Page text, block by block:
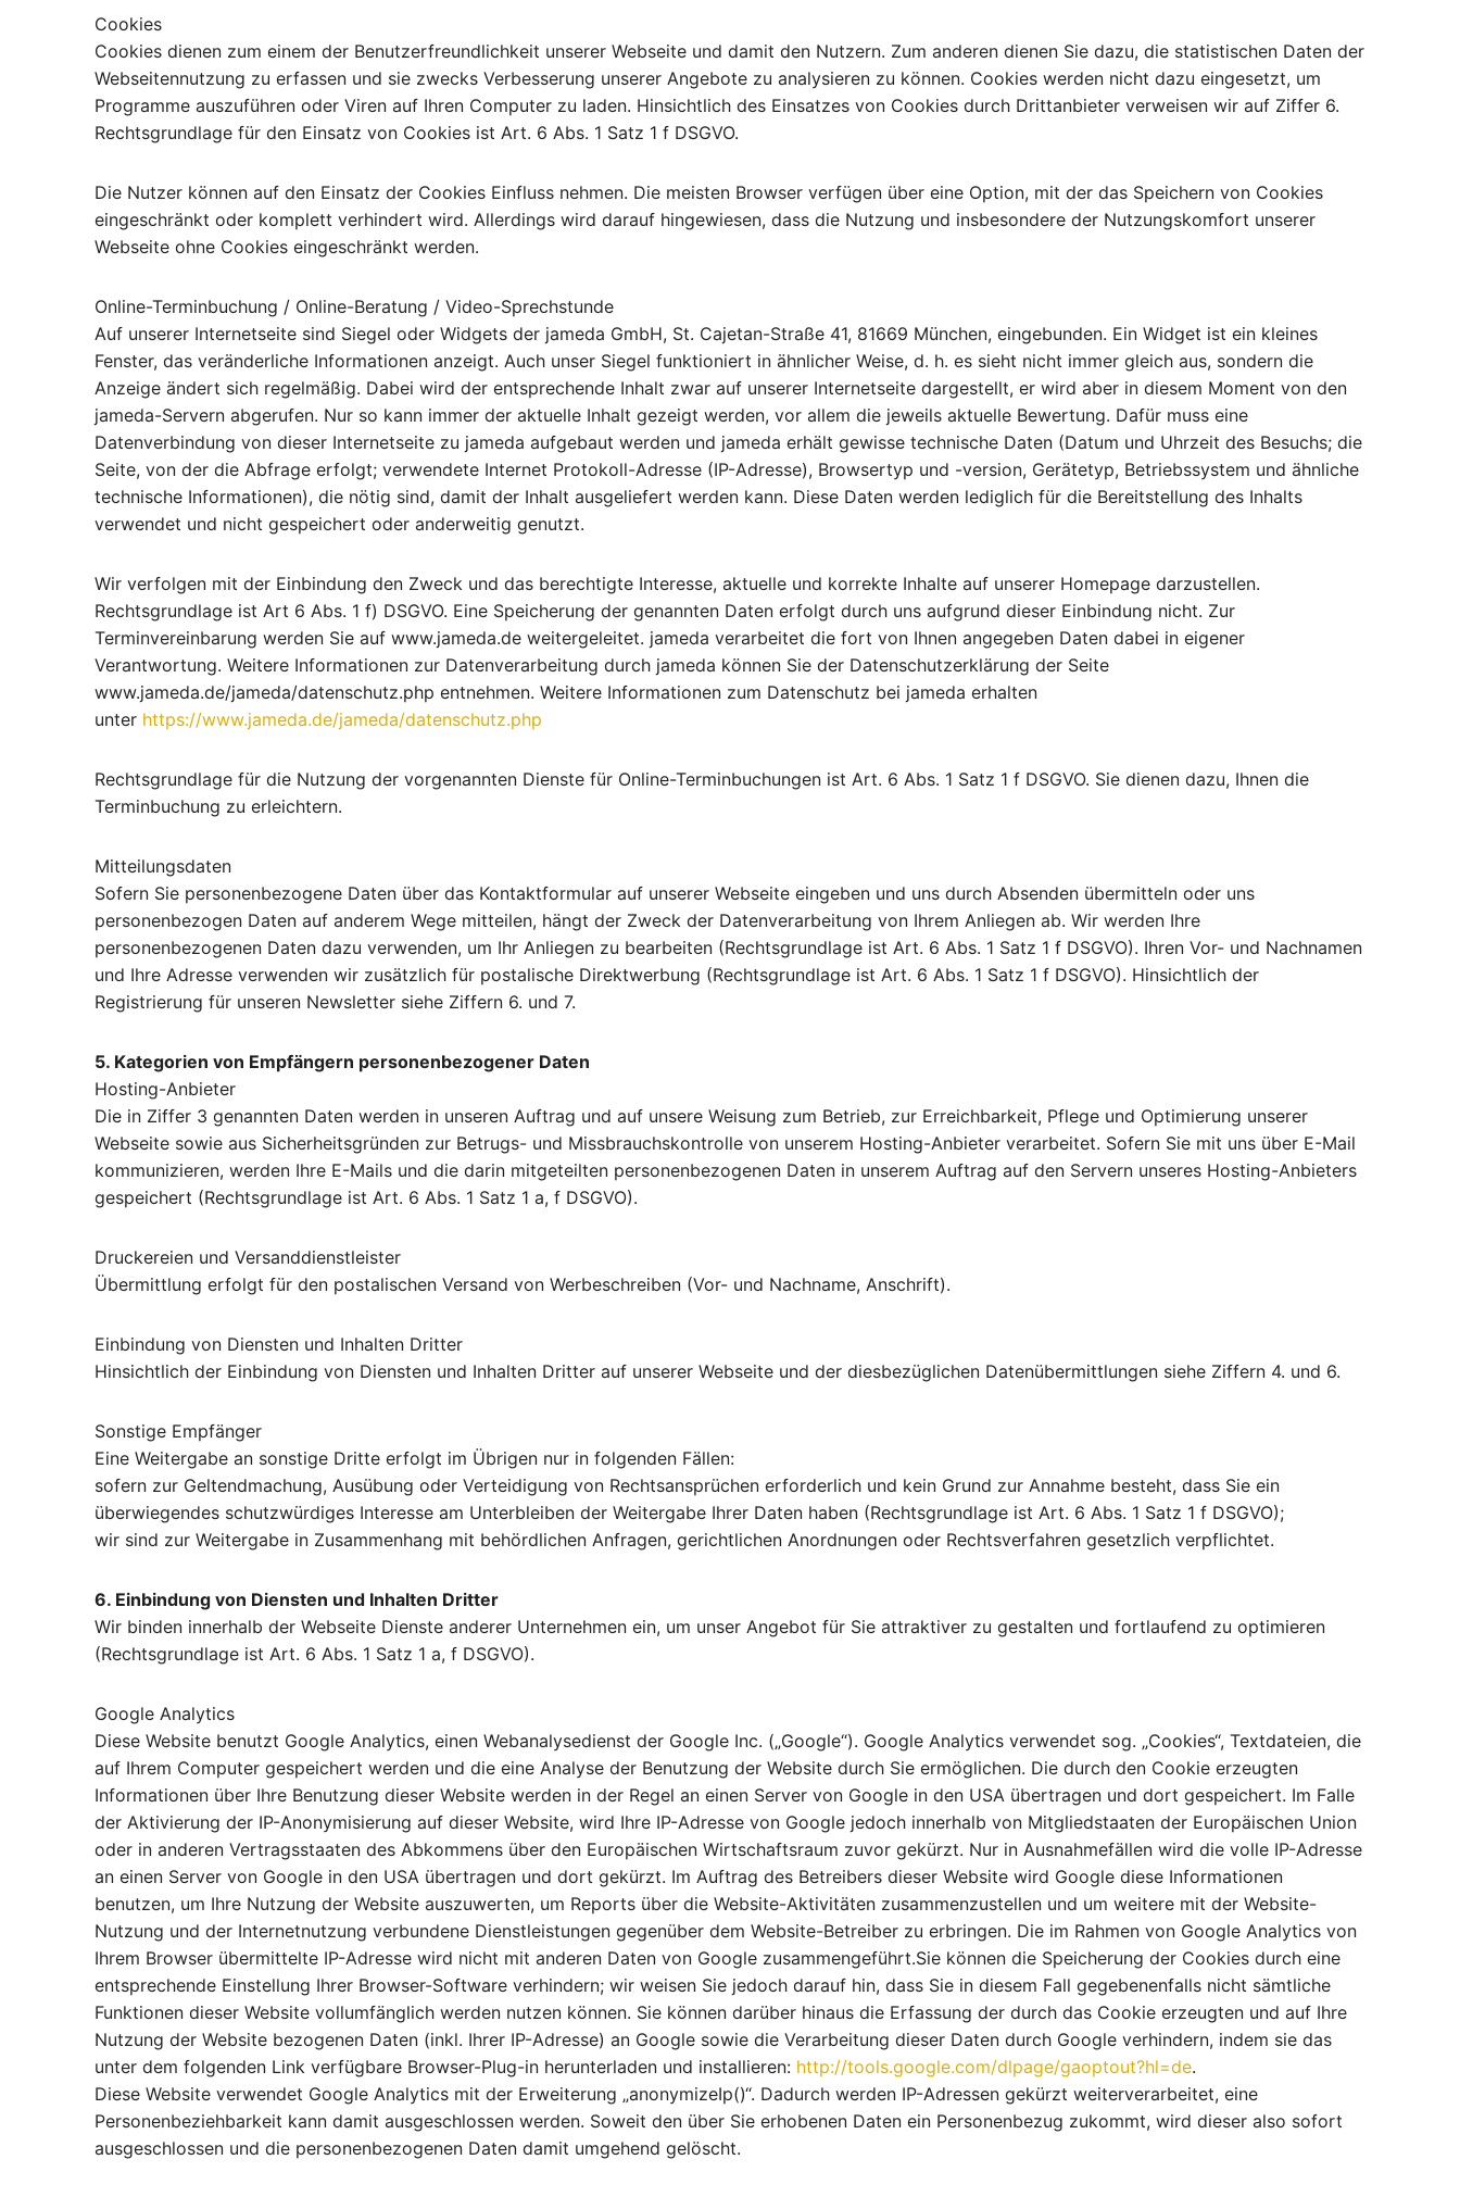
Cookies
Cookies dienen zum einem der Benutzerfreundlichkeit unserer Webseite und damit den Nutzern. Zum anderen dienen Sie dazu, die statistischen Daten der
Webseitennutzung zu erfassen und sie zwecks Verbesserung unserer Angebote zu analysieren zu können. Cookies werden nicht dazu eingesetzt, um
Programme auszuführen oder Viren auf Ihren Computer zu laden. Hinsichtlich des Einsatzes von Cookies durch Drittanbieter verweisen wir auf Ziffer 6.
Rechtsgrundlage für den Einsatz von Cookies ist Art. 6 Abs. 1 Satz 1 f DSGVO.
Die Nutzer können auf den Einsatz der Cookies Einfluss nehmen. Die meisten Browser verfügen über eine Option, mit der das Speichern von Cookies
eingeschränkt oder komplett verhindert wird. Allerdings wird darauf hingewiesen, dass die Nutzung und insbesondere der Nutzungskomfort unserer
Webseite ohne Cookies eingeschränkt werden.
Online-Terminbuchung / Online-Beratung / Video-Sprechstunde
Auf unserer Internetseite sind Siegel oder Widgets der jameda GmbH, St. Cajetan-Straße 41, 81669 München, eingebunden. Ein Widget ist ein kleines
Fenster, das veränderliche Informationen anzeigt. Auch unser Siegel funktioniert in ähnlicher Weise, d. h. es sieht nicht immer gleich aus, sondern die
Anzeige ändert sich regelmäßig. Dabei wird der entsprechende Inhalt zwar auf unserer Internetseite dargestellt, er wird aber in diesem Moment von den
jameda-Servern abgerufen. Nur so kann immer der aktuelle Inhalt gezeigt werden, vor allem die jeweils aktuelle Bewertung. Dafür muss eine
Datenverbindung von dieser Internetseite zu jameda aufgebaut werden und jameda erhält gewisse technische Daten (Datum und Uhrzeit des Besuchs; die
Seite, von der die Abfrage erfolgt; verwendete Internet Protokoll-Adresse (IP-Adresse), Browsertyp und -version, Gerätetyp, Betriebssystem und ähnliche
technische Informationen), die nötig sind, damit der Inhalt ausgeliefert werden kann. Diese Daten werden lediglich für die Bereitstellung des Inhalts
verwendet und nicht gespeichert oder anderweitig genutzt.
Wir verfolgen mit der Einbindung den Zweck und das berechtigte Interesse, aktuelle und korrekte Inhalte auf unserer Homepage darzustellen.
Rechtsgrundlage ist Art 6 Abs. 1 f) DSGVO. Eine Speicherung der genannten Daten erfolgt durch uns aufgrund dieser Einbindung nicht. Zur
Terminvereinbarung werden Sie auf www.jameda.de weitergeleitet. jameda verarbeitet die fort von Ihnen angegeben Daten dabei in eigener
Verantwortung. Weitere Informationen zur Datenverarbeitung durch jameda können Sie der Datenschutzerklärung der Seite
www.jameda.de/jameda/datenschutz.php entnehmen. Weitere Informationen zum Datenschutz bei jameda erhalten
unter https://www.jameda.de/jameda/datenschutz.php
Rechtsgrundlage für die Nutzung der vorgenannten Dienste für Online-Terminbuchungen ist Art. 6 Abs. 1 Satz 1 f DSGVO. Sie dienen dazu, Ihnen die
Terminbuchung zu erleichtern.
Mitteilungsdaten
Sofern Sie personenbezogene Daten über das Kontaktformular auf unserer Webseite eingeben und uns durch Absenden übermitteln oder uns
personenbezogen Daten auf anderem Wege mitteilen, hängt der Zweck der Datenverarbeitung von Ihrem Anliegen ab. Wir werden Ihre
personenbezogenen Daten dazu verwenden, um Ihr Anliegen zu bearbeiten (Rechtsgrundlage ist Art. 6 Abs. 1 Satz 1 f DSGVO). Ihren Vor- und Nachnamen
und Ihre Adresse verwenden wir zusätzlich für postalische Direktwerbung (Rechtsgrundlage ist Art. 6 Abs. 1 Satz 1 f DSGVO). Hinsichtlich der
Registrierung für unseren Newsletter siehe Ziffern 6. und 7.
5. Kategorien von Empfängern personenbezogener Daten
Hosting-Anbieter
Die in Ziffer 3 genannten Daten werden in unseren Auftrag und auf unsere Weisung zum Betrieb, zur Erreichbarkeit, Pflege und Optimierung unserer
Webseite sowie aus Sicherheitsgründen zur Betrugs- und Missbrauchskontrolle von unserem Hosting-Anbieter verarbeitet. Sofern Sie mit uns über E-Mail
kommunizieren, werden Ihre E-Mails und die darin mitgeteilten personenbezogenen Daten in unserem Auftrag auf den Servern unseres Hosting-Anbieters
gespeichert (Rechtsgrundlage ist Art. 6 Abs. 1 Satz 1 a, f DSGVO).
Druckereien und Versanddienstleister
Übermittlung erfolgt für den postalischen Versand von Werbeschreiben (Vor- und Nachname, Anschrift).
Einbindung von Diensten und Inhalten Dritter
Hinsichtlich der Einbindung von Diensten und Inhalten Dritter auf unserer Webseite und der diesbezüglichen Datenübermittlungen siehe Ziffern 4. und 6.
Sonstige Empfänger
Eine Weitergabe an sonstige Dritte erfolgt im Übrigen nur in folgenden Fällen:
sofern zur Geltendmachung, Ausübung oder Verteidigung von Rechtsansprüchen erforderlich und kein Grund zur Annahme besteht, dass Sie ein
überwiegendes schutzwürdiges Interesse am Unterbleiben der Weitergabe Ihrer Daten haben (Rechtsgrundlage ist Art. 6 Abs. 1 Satz 1 f DSGVO);
wir sind zur Weitergabe in Zusammenhang mit behördlichen Anfragen, gerichtlichen Anordnungen oder Rechtsverfahren gesetzlich verpflichtet.
6. Einbindung von Diensten und Inhalten Dritter
Wir binden innerhalb der Webseite Dienste anderer Unternehmen ein, um unser Angebot für Sie attraktiver zu gestalten und fortlaufend zu optimieren
(Rechtsgrundlage ist Art. 6 Abs. 1 Satz 1 a, f DSGVO).
Google Analytics
Diese Website benutzt Google Analytics, einen Webanalysedienst der Google Inc. („Google“). Google Analytics verwendet sog. „Cookies“, Textdateien, die
auf Ihrem Computer gespeichert werden und die eine Analyse der Benutzung der Website durch Sie ermöglichen. Die durch den Cookie erzeugten
Informationen über Ihre Benutzung dieser Website werden in der Regel an einen Server von Google in den USA übertragen und dort gespeichert. Im Falle
der Aktivierung der IP-Anonymisierung auf dieser Website, wird Ihre IP-Adresse von Google jedoch innerhalb von Mitgliedstaaten der Europäischen Union
oder in anderen Vertragsstaaten des Abkommens über den Europäischen Wirtschaftsraum zuvor gekürzt. Nur in Ausnahmefällen wird die volle IP-Adresse
an einen Server von Google in den USA übertragen und dort gekürzt. Im Auftrag des Betreibers dieser Website wird Google diese Informationen
benutzen, um Ihre Nutzung der Website auszuwerten, um Reports über die Website-Aktivitäten zusammenzustellen und um weitere mit der Website-
Nutzung und der Internetnutzung verbundene Dienstleistungen gegenüber dem Website-Betreiber zu erbringen. Die im Rahmen von Google Analytics von
Ihrem Browser übermittelte IP-Adresse wird nicht mit anderen Daten von Google zusammengeführt.Sie können die Speicherung der Cookies durch eine
entsprechende Einstellung Ihrer Browser-Software verhindern; wir weisen Sie jedoch darauf hin, dass Sie in diesem Fall gegebenenfalls nicht sämtliche
Funktionen dieser Website vollumfänglich werden nutzen können. Sie können darüber hinaus die Erfassung der durch das Cookie erzeugten und auf Ihre
Nutzung der Website bezogenen Daten (inkl. Ihrer IP-Adresse) an Google sowie die Verarbeitung dieser Daten durch Google verhindern, indem sie das
unter dem folgenden Link verfügbare Browser-Plug-in herunterladen und installieren: http://tools.google.com/dlpage/gaoptout?hl=de.
Diese Website verwendet Google Analytics mit der Erweiterung „anonymizeIp()“. Dadurch werden IP-Adressen gekürzt weiterverarbeitet, eine
Personenbeziehbarkeit kann damit ausgeschlossen werden. Soweit den über Sie erhobenen Daten ein Personenbezug zukommt, wird dieser also sofort
ausgeschlossen und die personenbezogenen Daten damit umgehend gelöscht.